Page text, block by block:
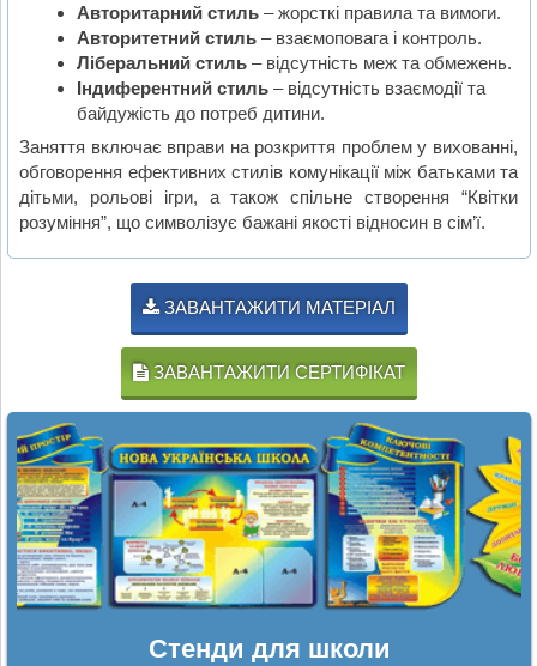
Авторитарний стиль– жорсткі правила та вимоги.
Авторитетний стиль– взаємоповага і контроль.
Ліберальний стиль– відсутність меж та обмежень.
Індиферентний стиль– відсутність взаємодії та
байдужість до потреб дитини.
Заняття включає вправи на розкриття проблем у вихованні,
обговорення ефективних стилів комунікації між батьками та
дітьми, рольові ігри, а також спільне створення “Квітки
розуміння”, що символізує бажані якості відносин в сім’ї.
ЗАВАНТАЖИТИ МАТЕРІАЛ
ЗАВАНТАЖИТИ СЕРТИФІКАТ
Стенди для школи